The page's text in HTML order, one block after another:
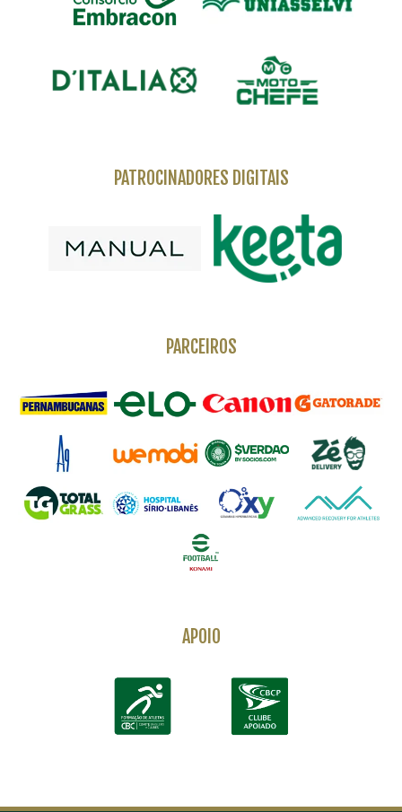
PATROCINADORES DIGITAIS
PARCEIROS
APOIO